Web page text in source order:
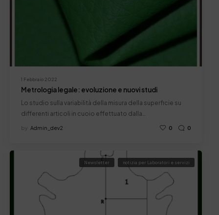
1 Febbraio 2022
Metrologia legale: evoluzione e nuovi studi
Lo studio sulla variabilità della misura della superficie su
differenti articoli in cuoio effettuato dalla…
by Admin_dev2 0 0
Newsletter notizia per Laboratori e servizi